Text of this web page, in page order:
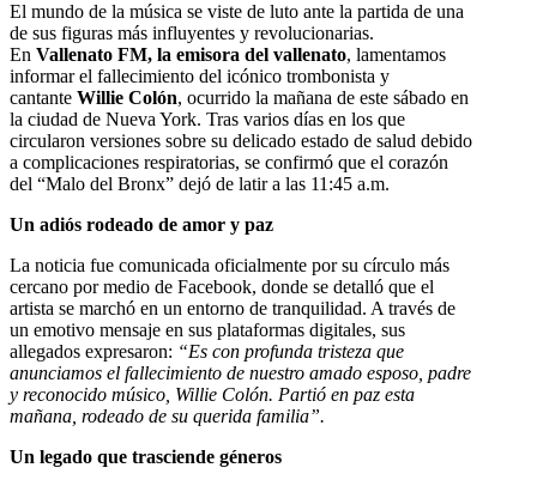
El mundo de la música se viste de luto ante la partida de una
de sus figuras más influyentes y revolucionarias.
En Vallenato FM, la emisora del vallenato, lamentamos
informar el fallecimiento del icónico trombonista y
cantante Willie Colón, ocurrido la mañana de este sábado en
la ciudad de Nueva York. Tras varios días en los que
circularon versiones sobre su delicado estado de salud debido
a complicaciones respiratorias, se confirmó que el corazón
del “Malo del Bronx” dejó de latir a las 11:45 a.m.
Un adiós rodeado de amor y paz
La noticia fue comunicada oficialmente por su círculo más
cercano por medio de Facebook, donde se detalló que el
artista se marchó en un entorno de tranquilidad. A través de
un emotivo mensaje en sus plataformas digitales, sus
allegados expresaron: “Es con profunda tristeza que
anunciamos el fallecimiento de nuestro amado esposo, padre
y reconocido músico, Willie Colón. Partió en paz esta
mañana, rodeado de su querida familia”.
Un legado que trasciende géneros